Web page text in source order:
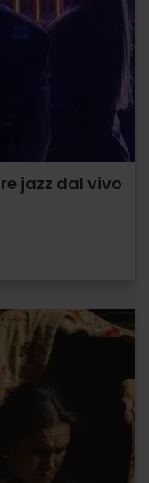
jazz dal vivo